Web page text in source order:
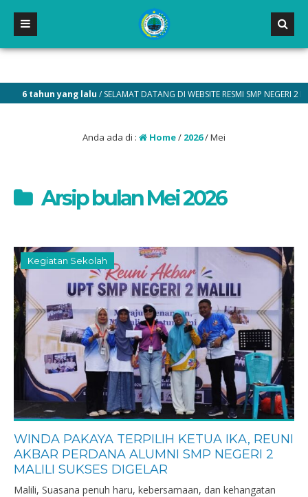
yang lalu/ SELAMAT DATANG DI WEBSITE RESMI SMP NEGERI 2 MALILI
Anda ada di : Home/ 2026/Mei
Arsip bulan Mei 2026
Kegiatan Sekolah
WINDA PAKAYA TERPILIH KETUA IKA, REUNI
AKBAR PERDANA ALUMNI SMP NEGERI 2
MALILI SUKSES DIGELAR
Malili, Suasana penuh haru, kebersamaan, dan kehangatan